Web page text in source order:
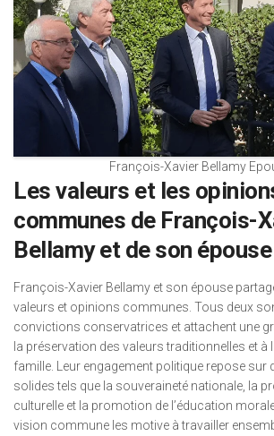
François-Xavier Bellamy
Les valeurs et les
communes de François-
Bellamy et de son épouse
François-Xavier Bellamy et son épouse
valeurs et opinions communes. Tous deux
convictions conservatrices et attachent une
la préservation des valeurs traditionnelles et à
famille. Leur engagement politique repose sur
solides tels que la souveraineté nationale, la
culturelle et la promotion de l’éducation
vision commune les motive à travailler